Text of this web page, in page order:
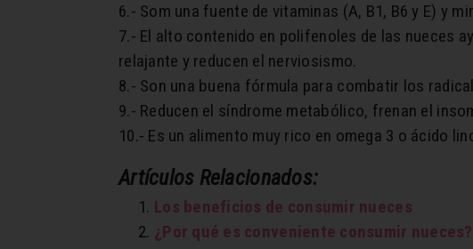
6.- Som una fuente de vitaminas (A, B1, B6 y E) y
7.- El alto contenido en polifenoles de las nueces
relajante y reducen el nerviosismo.
8.- Son una buena fórmula para combatir los
9.- Reducen el síndrome metabólico, frenan el
10.- Es un alimento muy rico en omega 3 o ácido
Artículos Relacionados:
Los beneficios de consumir nueces
¿Por qué es conveniente consumir nueces?